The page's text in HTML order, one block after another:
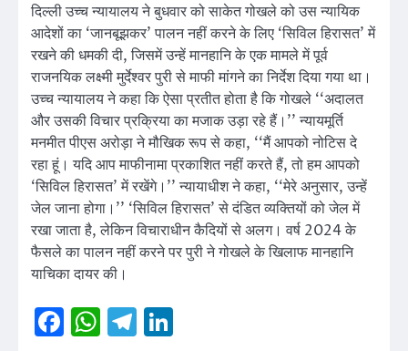
दिल्ली उच्च न्यायालय ने बुधवार को साकेत गोखले को उस न्यायिक
आदेशों का ‘जानबूझकर’ पालन नहीं करने के लिए ‘सिविल हिरासत’ में
रखने की धमकी दी, जिसमें उन्हें मानहानि के एक मामले में पूर्व
राजनयिक लक्ष्मी मुर्देश्वर पुरी से माफी मांगने का निर्देश दिया गया था।
उच्च न्यायालय ने कहा कि ऐसा प्रतीत होता है कि गोखले ‘‘अदालत
और उसकी विचार प्रक्रिया का मजाक उड़ा रहे हैं।’’ न्यायमूर्ति
मनमीत पीएस अरोड़ा ने मौखिक रूप से कहा, ‘‘मैं आपको नोटिस दे
रहा हूं। यदि आप माफीनामा प्रकाशित नहीं करते हैं, तो हम आपको
‘सिविल हिरासत’ में रखेंगे।’’ न्यायाधीश ने कहा, ‘‘मेरे अनुसार, उन्हें
जेल जाना होगा।’’ ‘सिविल हिरासत’ से दंडित व्यक्तियों को जेल में
रखा जाता है, लेकिन विचाराधीन कैदियों से अलग। वर्ष 2024 के
फैसले का पालन नहीं करने पर पुरी ने गोखले के खिलाफ मानहानि ​​
याचिका दायर की।
Facebook
WhatsApp
Telegram